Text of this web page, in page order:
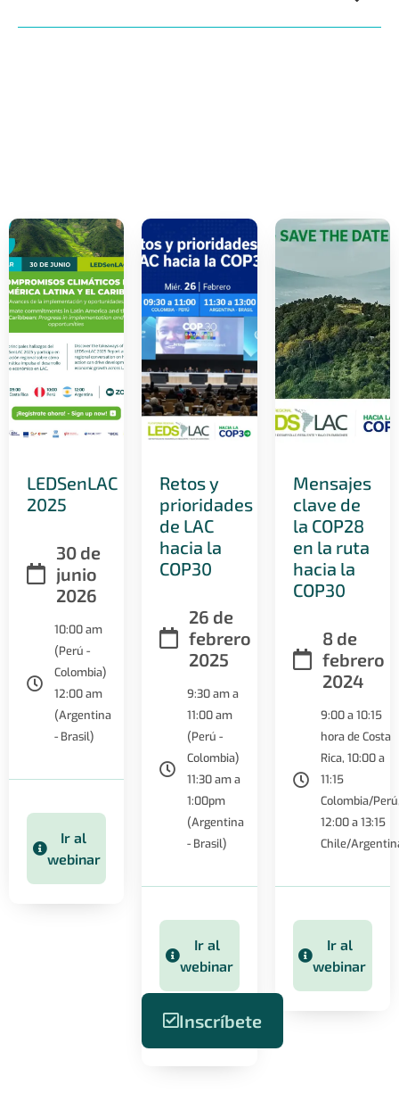
LEDSenLAC
2025
30 de
junio
2026
10:00 am
(Perú -
Colombia)
12:00 am
(Argentina
- Brasil)
Ir al
webinar
Retos y
prioridades
de LAC
hacia la
COP30
26 de
febrero
2025
9:30 am a
11:00 am
(Perú -
Colombia)
11:30 am a
1:00pm
(Argentina
- Brasil)
Ir al
webinar
Inscríbete
Mensajes
clave de
la COP28
en la ruta
hacia la
COP30
8 de
febrero
2024
9:00 a 10:15
hora de Costa
Rica, 10:00 a
11:15
Colombia/
12:00 a 13:15
Chile/
Ir al
webinar